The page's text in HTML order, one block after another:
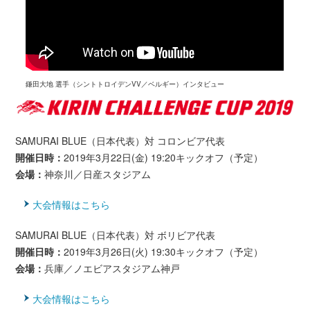
鎌田大地 選手（シントトロイデンVV／ベルギー）インタビュー
SAMURAI BLUE（日本代表）対 コロンビア代表
開催日時：2019年3月22日(金) 19:20キックオフ（予定）
会場：神奈川／日産スタジアム
大会情報はこちら
SAMURAI BLUE（日本代表）対 ボリビア代表
開催日時：2019年3月26日(火) 19:30キックオフ（予定）
会場：兵庫／ノエビアスタジアム神戸
大会情報はこちら